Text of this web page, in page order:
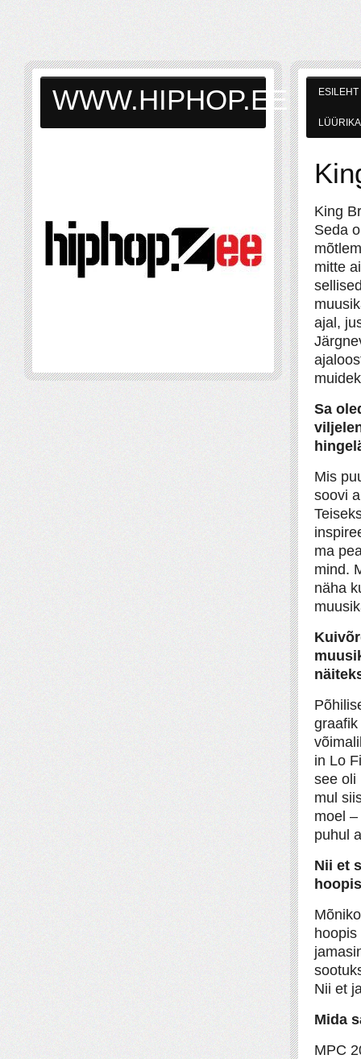
ESILEHT
LÜÜRIKA
King
Seda
mitte
ajal,
Sa
Mis
soovi
ma
mind.
näha
in Lo
see oli
mul
moel
puhul
Nii et
Nii et
Mida
MPC
WWW.HIPHOP.EE